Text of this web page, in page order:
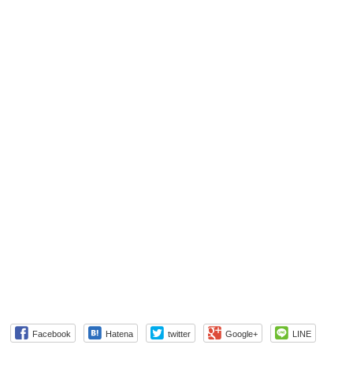
Facebook Hatena twitter Google+ LINE